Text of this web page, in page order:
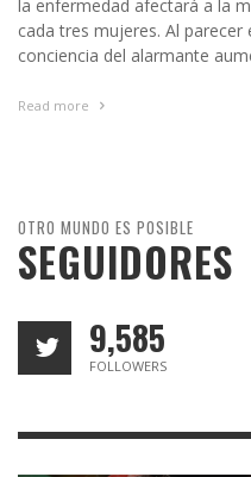
la enfermedad afectará a la
cada tres mujeres. Al
conciencia del alarmante
Read more
OTRO MUNDO ES POSIBLE
SEGUIDORES
9,585
FOLLOWERS